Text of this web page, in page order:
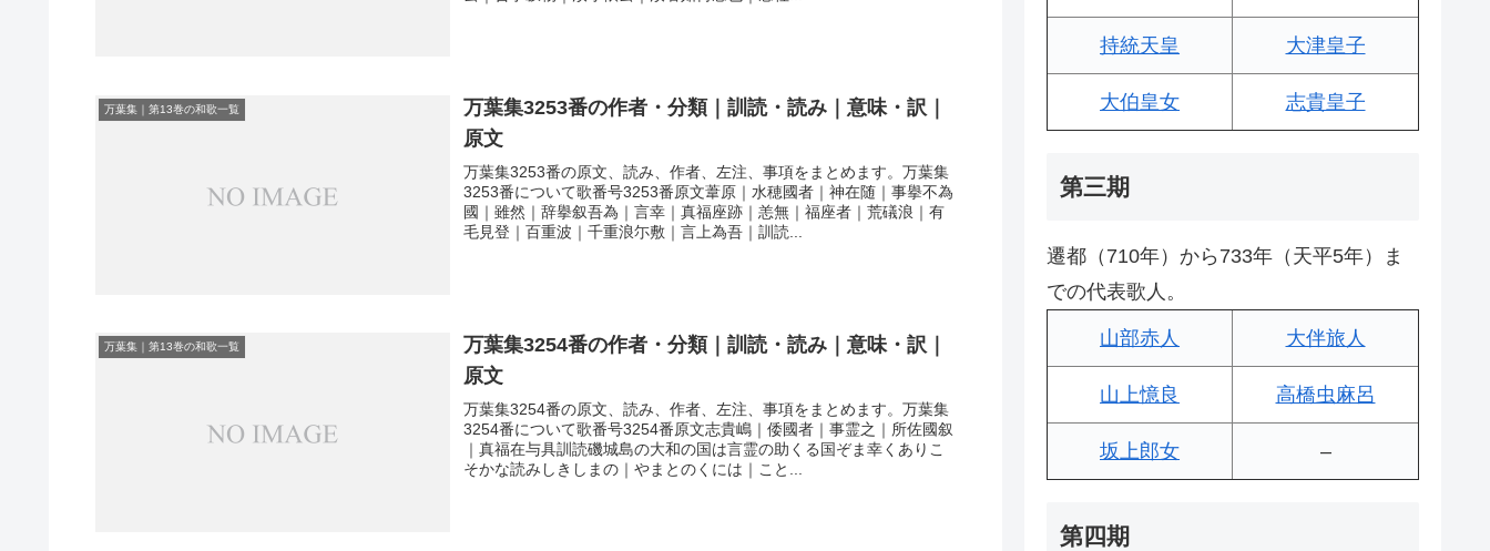
万葉集｜第13巻の和歌一覧
万葉集3253番の作者・分類｜訓読・読み｜意味・訳｜
原文
万葉集3253番の原文、読み、作者、左注、事項をまとめます。万葉集
3253番について歌番号3253番原文葦原｜水穂國者｜神在随｜事擧不為
國｜雖然｜辞擧叙吾為｜言幸｜真福座跡｜恙無｜福座者｜荒礒浪｜有
毛見登｜百重波｜千重浪尓敷｜言上為吾｜訓読...
万葉集｜第13巻の和歌一覧
万葉集3254番の作者・分類｜訓読・読み｜意味・訳｜
原文
万葉集3254番の原文、読み、作者、左注、事項をまとめます。万葉集
3254番について歌番号3254番原文志貴嶋｜倭國者｜事霊之｜所佐國叙
｜真福在与具訓読磯城島の大和の国は言霊の助くる国ぞま幸くありこ
そかな読みしきしまの｜やまとのくには｜こと...
持統天皇 大津皇子
大伯皇女 志貴皇子
第三期
遷都（710年）から733年（天平5年）ま
での代表歌人。
山部赤人 大伴旅人
山上憶良 高橋虫麻呂
坂上郎女 –
第四期